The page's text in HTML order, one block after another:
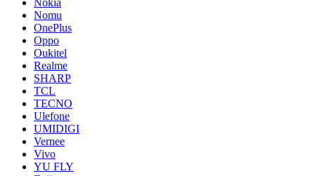
Nomu
OnePlus
Oppo
Oukitel
Realme
SHARP
TCL
TECNO
Ulefone
UMIDIGI
Vernee
Vivo
YU FLY